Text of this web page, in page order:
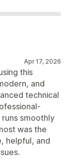
Apr 17, 2026
this
and
technical
smoothly
was the
helpful, and